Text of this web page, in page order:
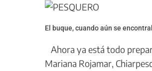
El buque, cuando aún se
Ahora ya está todo
Mariana Rojamar,